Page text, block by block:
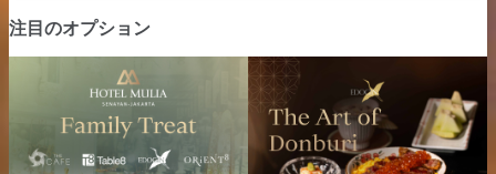
注目のオプション